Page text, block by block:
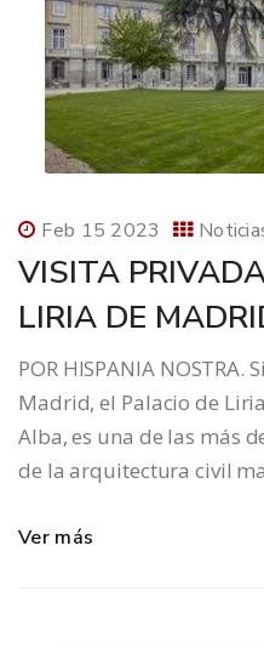
Feb 15 2023
VISITA
LIRIA DE
POR HISPANIA
Madrid, el Palacio de
Alba, es una de las más
de la arquitectura civil
Ver más